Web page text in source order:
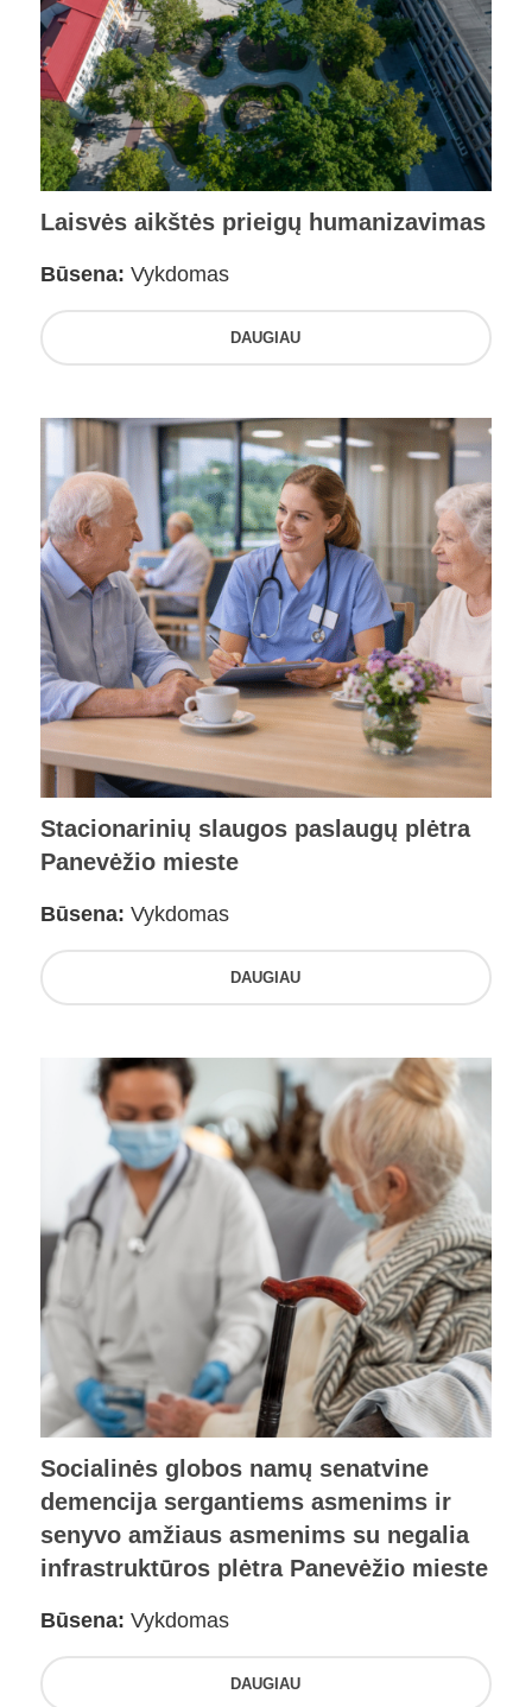
Laisvės aikštės prieigų humanizavimas
Būsena: Vykdomas
DAUGIAU
Stacionarinių slaugos paslaugų plėtra
Panevėžio mieste
Būsena: Vykdomas
DAUGIAU
Socialinės globos namų senatvine
demencija sergantiems asmenims ir
senyvo amžiaus asmenims su negalia
infrastruktūros plėtra Panevėžio mieste
Būsena: Vykdomas
DAUGIAU